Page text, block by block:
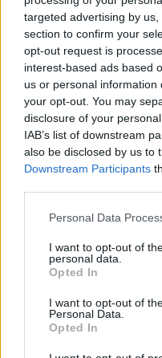
targeted advertising by
section to confirm your
opt-out request is
interest-based ads based
us or personal
your opt-out. You may
disclosure of your
IAB’s list of downstream
also be disclosed by us to
Downstream Participants
Personal Data
I want to opt-out of
personal data.
Opted In
I want to opt-out of
Personal Data.
Opted In
prie viryklės,
šeima valgytų
namiškių šypsenas
įdėti dar.
– Kai ėmėtės šios
atsisakėte?
– Anksčiau buvau
šalininkė, maistą
skaičiuodavau
visada nusiteikęs
subalansuotai, tad